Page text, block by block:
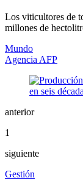
Los viticultores de
millones de
Mundo
Agencia AFP
anterior
1
siguiente
Gestión